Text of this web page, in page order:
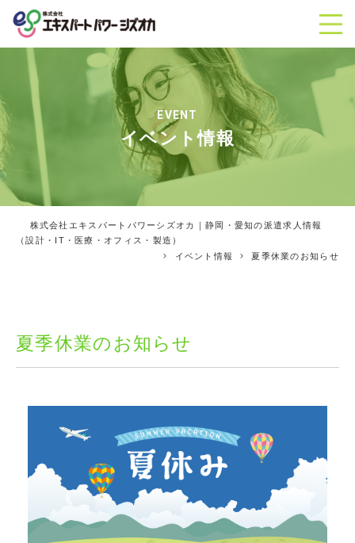
EVENT
イベント情報
株式会社エキスパートパワーシズオカ｜静岡・愛知の派遣求人情報
（設計・IT・医療・オフィス・製造）
イベント情報
夏季休業のお知らせ
夏季休業のお知らせ